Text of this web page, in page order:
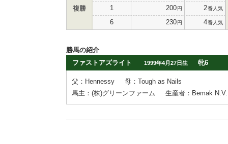
複勝 1 200円 2番人気
6 230円 4番人気
勝馬の紹介
ファストアズライト
1999年4月27日生 牝6
父：Hennessy
母：Tough as Nails
馬主：(株)グリーンファーム
生産者：Bemak N.V.